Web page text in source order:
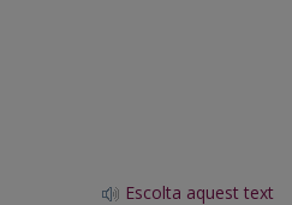
Escolta aquest text